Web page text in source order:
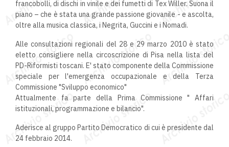
francobolli, di dischi in vinile e dei fumetti di Tex Willer. Suona il
piano – che è stata una grande passione giovanile - e ascolta,
oltre alla musica classica, i Negrita, Guccini e i Nomadi.
Alle consultazioni regionali del 28 e 29 marzo 2010 è stato
eletto consigliere nella circoscrizione di Pisa nella lista del
PD-Riformisti toscani. E' stato componente della Commissione
speciale per l'emergenza occupazionale e della Terza
Commissione "Sviluppo economico"
Attualmente fa parte della Prima Commissione " Affari
istituzionali, programmazione e bilancio".
Aderisce al gruppo Partito Democratico di cui è presidente dal
24 febbraio 2014.